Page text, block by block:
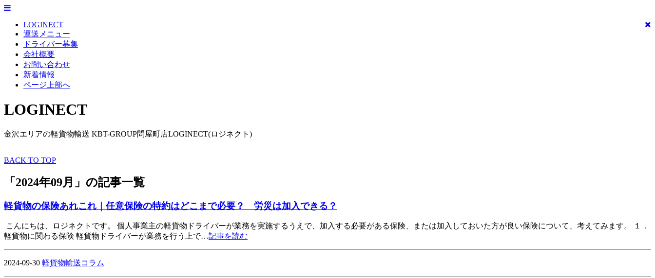
LOGINECT
運送メニュー
ドライバー募集
会社概要
お問い合わせ
新着情報
ページ上部へ
LOGINECT
金沢エリアの軽貨物輸送 KBT-GROUP問屋町店LOGINECT(ロジネクト)
BACK TO TOP
「2024年09月」の記事一覧
軽貨物の保険あれこれ｜任意保険の特約はどこまで必要？ 労災は加入できる？
こんにちは、ロジネクトです。 個人事業主の軽貨物ドライバーが業務を実施するうえで、加入する必要がある保険、または加入しておいた方が良い保険について、考えてみます。 １．
軽貨物に関わる保険 軽貨物ドライバーが業務を行う上で…記事を読む
2024-09-30 軽貨物輸送コラム